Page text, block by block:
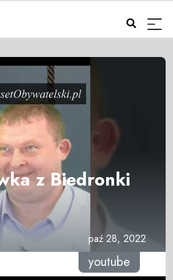
z Biedronki
paź 28, 2022
youtube